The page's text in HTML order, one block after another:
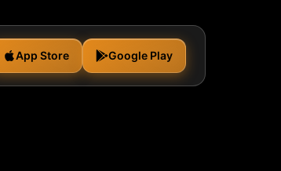
App Store Google Play